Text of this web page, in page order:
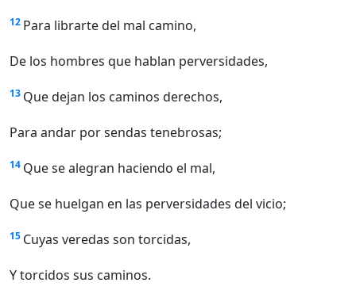
12 Para librarte del mal camino,
De los hombres que hablan perversidades,
13 Que dejan los caminos derechos,
Para andar por sendas tenebrosas;
14 Que se alegran haciendo el mal,
Que se huelgan en las perversidades del vicio;
15 Cuyas veredas son torcidas,
Y torcidos sus caminos.